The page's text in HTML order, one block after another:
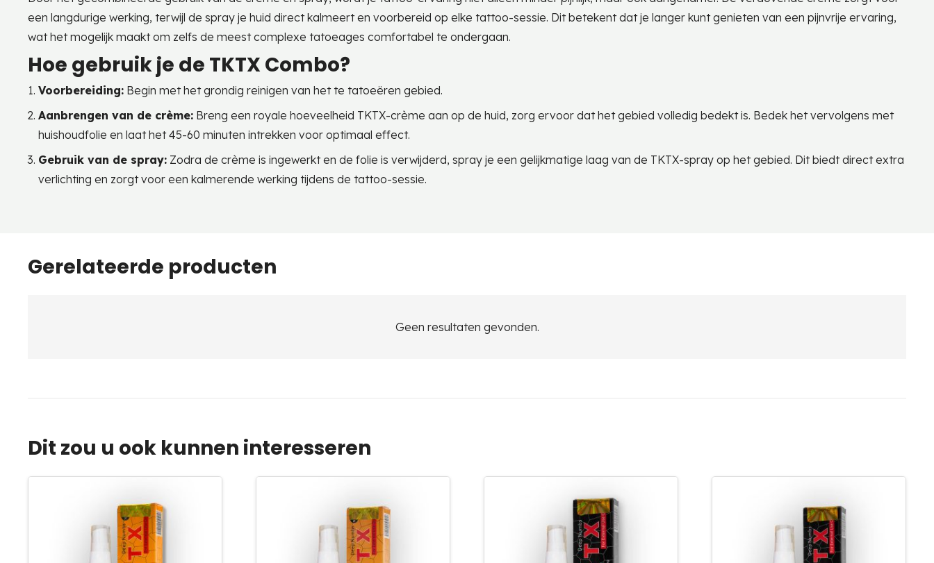
een langdurige werking, terwijl de spray je huid direct kalmeert en voorbereid op elke tattoo-sessie. Dit betekent dat je langer kunt genieten van een pijnvrije ervaring,
wat het mogelijk maakt om zelfs de meest complexe tatoeages comfortabel te ondergaan.
Hoe gebruik je de TKTX Combo?
Voorbereiding: Begin met het grondig reinigen van het te tatoeëren gebied.
Aanbrengen van de crème: Breng een royale hoeveelheid TKTX-crème aan op de huid, zorg ervoor dat het gebied volledig bedekt is. Bedek het vervolgens met
huishoudfolie en laat het 45-60 minuten intrekken voor optimaal effect.
Gebruik van de spray: Zodra de crème is ingewerkt en de folie is verwijderd, spray je een gelijkmatige laag van de TKTX-spray op het gebied. Dit biedt direct extra
verlichting en zorgt voor een kalmerende werking tijdens de tattoo-sessie.
Gerelateerde producten
Geen resultaten gevonden.
Dit zou u ook kunnen interesseren